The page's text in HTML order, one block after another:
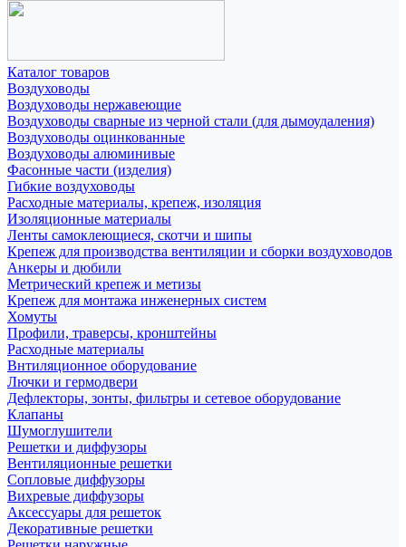
Каталог товаров
Воздуховоды
Воздуховоды нержавеющие
Воздуховоды сварные из черной стали (для дымоудаления)
Воздуховоды оцинкованные
Воздуховоды алюминивые
Фасонные части (изделия)
Гибкие воздуховоды
Расходные материалы, крепеж, изоляция
Изоляционные материалы
Ленты самоклеющиеся, скотчи и шипы
Крепеж для производства вентиляции и сборки воздуховодов
Анкеры и дюбили
Метрический крепеж и метизы
Крепеж для монтажа инженерных систем
Хомуты
Профили, траверсы, кронштейны
Расходные материалы
Внтиляционное оборудование
Лючки и гермодвери
Дефлекторы, зонты, фильтры и сетевое оборудование
Клапаны
Шумоглушители
Решетки и диффузоры
Вентиляционные решетки
Сопловые диффузоры
Вихревые диффузоры
Аксессуары для решеток
Декоративные решетки